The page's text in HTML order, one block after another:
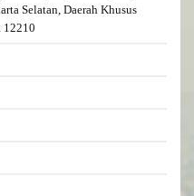
Selatan, Daerah Khusus
12210